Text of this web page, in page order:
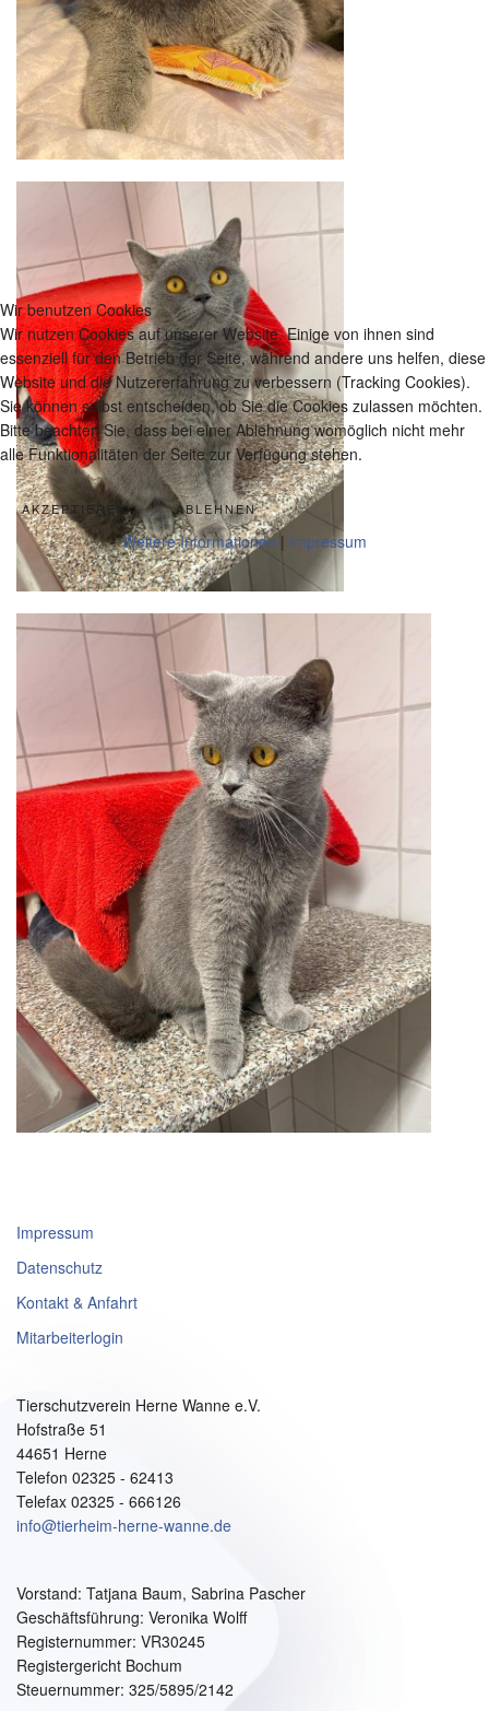
Impressum
Datenschutz
Kontakt & Anfahrt
Mitarbeiterlogin
Tierschutzverein Herne Wanne e.V.
Hofstraße 51
44651 Herne
Telefon 02325 - 62413
Telefax 02325 - 666126
info@tierheim-herne-wanne.de
Vorstand: Tatjana Baum, Sabrina Pascher
Geschäftsführung: Veronika Wolff
Registernummer: VR30245
Registergericht Bochum
Steuernummer: 325/5895/2142
Wir benutzen Cookies
Wir nutzen Cookies auf unserer Website. Einige von ihnen sind
essenziell für den Betrieb der Seite, während andere uns helfen, diese
Website und die Nutzererfahrung zu verbessern (Tracking Cookies).
Sie können selbst entscheiden, ob Sie die Cookies zulassen möchten.
Bitte beachten Sie, dass bei einer Ablehnung womöglich nicht mehr
alle Funktionalitäten der Seite zur Verfügung stehen.
AKZEPTIEREN ABLEHNEN
Weitere Informationen | Impressum